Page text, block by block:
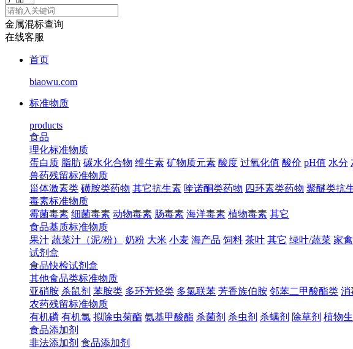
金属混标查询
在线客服
首页
biaowu.com
标准物质
products
食品
理化标准物质
蛋白质 脂肪 碳水化合物 维生素 矿物质元素 酸度 过氧化值 酸价 pH值 水分
兽药残留标准物质
甾体激素类 磺胺类药物 其它抗生素 喹诺酮类药物 四环素类药物 聚醚类抗
毒素标准物质
霉菌毒素 细菌毒素 动物毒素 肠毒素 海洋毒素 植物毒素 其它
食品基质标准物质
果汁 蔬菜汁（泥/粉） 奶粉 大米 小麦 海产品 饲料 茶叶 其它 绿叶/蔬菜 家
试剂盒
食品快检试剂盒
其他食品类标准物质
亚硝胺 杀鼠剂 苯胺类 多环芳烃类 多氯联苯 芳香族伯胺 邻苯二甲酸酯类 消
农药残留标准物质
有机磷 有机氯 拟除虫菊酯 氨基甲酸酯 杀菌剂 杀虫剂 杀螨剂 除草剂 植物
食品添加剂
非法添加剂 食品添加剂